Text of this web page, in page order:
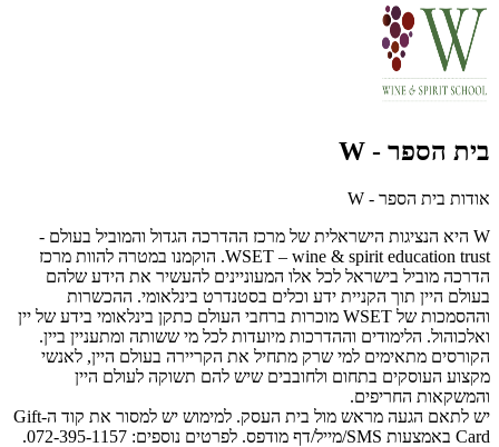
בית הספר - W
אודות בית הספר - W
W היא הנציגות הישראלית של מרכז ההדרכה הגדול והמוביל בעולם -
WSET – wine & spirit education trust. הוקמנו במטרה להוות מרכז
הדרכה מוביל בישראל לכל אלו המעוניינים להעשיר את הידע שלהם
בעולם היין תוך הקניית ידע וכלים בסטנדרט בינלאומי. ההכשרות
וההסמכות של WSET מוכרות ברחבי העולם כתקן בינלאומי בידע של יין
ואלכוהול. הלימודים וההדרכות מיועדות לכל מי ששותה ומתעניין ביין.
הקורסים מתאימים למי שרק מתחיל את הקריירה בעולם היין, לאנשי
מקצוע העוסקים בתחום ולחובבים שיש להם תשוקה לעולם היין
והמשקאות החריפים.
יש לתאם הגעה מראש מול בית העסק. למימוש יש למסור את קוד ה-Gift
Card באמצעות SMS/מייל/דף מודפס. לפרטים נוספים: 072-395-1157.